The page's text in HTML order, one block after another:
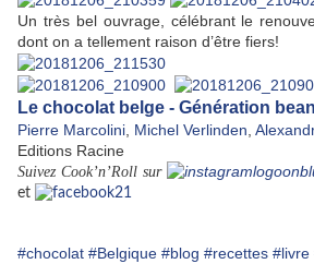
Un très bel ouvrage, célébrant le
dont on a tellement raison d’être fiers!
Le chocolat belge - Génération
Pierre Marcolini Michel Verlinden
Editions Racine
Suivez Cook’n’Roll sur
et
#chocolat #Belgique #blog #recettes #livre